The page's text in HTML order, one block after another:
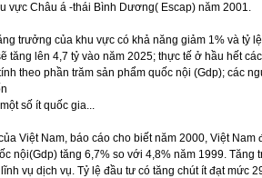
vực Châu á -thái Bình Dương( Escap) năm 2001.
trưởng của khu vực có khả năng giảm 1% và tỷ
tăng lên 4,7 tỷ vào năm 2025; thực tế ở hầu hết
theo phần trăm sản phẩm quốc nội (Gdp); các
số ít quốc gia...
Việt Nam, báo cáo cho biết năm 2000, Việt
nội(Gdp) tăng 6,7% so với 4,8% năm 1999.
vụ dịch vụ. Tỷ lệ đầu tư có tăng chút ít đạt mức